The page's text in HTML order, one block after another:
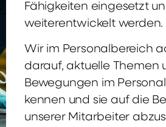
Fähigkeiten eingesetzt
weiterentwickelt werden.
Wir im Personalbereich
darauf, aktuelle Themen
Bewegungen im
kennen und sie auf die
unserer Mitarbeiter